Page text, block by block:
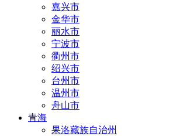
嘉兴市
金华市
丽水市
宁波市
衢州市
绍兴市
台州市
温州市
舟山市
青海
果洛藏族自治州